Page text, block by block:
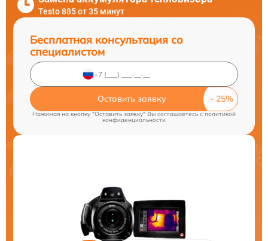
Testo 885 от 35 минут
Бесплатная консультация со
специалистом
Оставить заявку
Нажимая на кнопку "Оставить заявку" Вы соглашаетесь cполитикой
конфиденциальности